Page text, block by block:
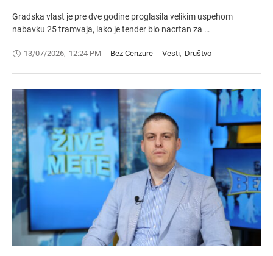
Gradska vlast je pre dve godine proglasila velikim uspehom
nabavku 25 tramvaja, iako je tender bio nacrtan za …
13/07/2026, 12:24 PM Bez Cenzure Vesti, Društvo